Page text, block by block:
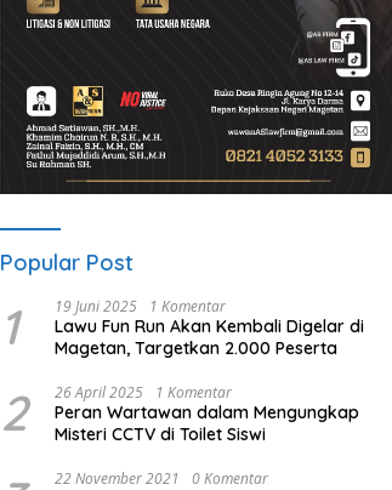
Popular Post
1 19 Juni 2025 1 Komentar
Lawu Fun Run Akan Kembali Digelar di
Magetan, Targetkan 2.000 Peserta
2 26 April 2025 1 Komentar
Peran Wartawan dalam Mengungkap
Misteri CCTV di Toilet Siswi
22 November 2021 0 Komentar